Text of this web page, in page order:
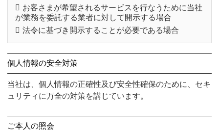
お客さまが希望されるサービスを行なうために当社
が業務を委託する業者に対して開示する場合
法令に基づき開示することが必要である場合
個人情報の安全対策
当社は、個人情報の正確性及び安全性確保のために、セキ
ュリティに万全の対策を講じています。
ご本人の照会